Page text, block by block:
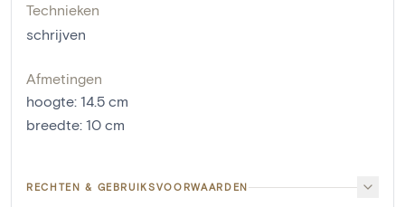
Technieken
schrijven
Afmetingen
hoogte: 14.5 cm
breedte: 10 cm
RECHTEN & GEBRUIKSVOORWAARDEN